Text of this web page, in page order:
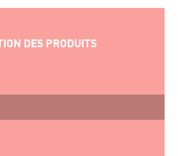
DES PRODUITS